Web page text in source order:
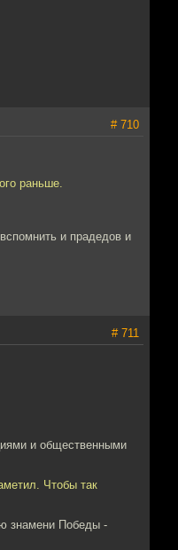
# 710
раньше.
и прадедов и
# 711
и общественными
Чтобы так
знамени Победы -